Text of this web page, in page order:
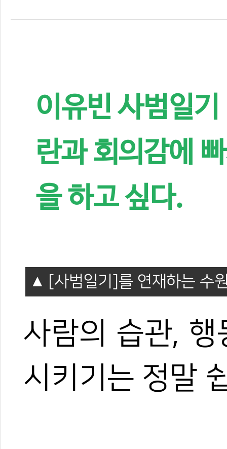
이유빈 사범일
란과 회의감에
을 하고 싶다.
[사범일기]를 연재하는 수
사람의 습관,
시키기는 정말